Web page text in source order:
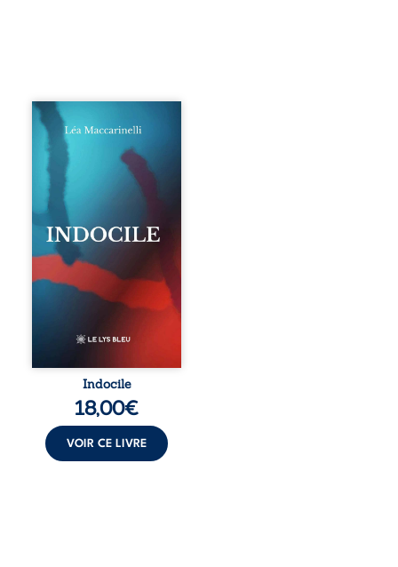
Quatre parties.
Quatre refus.
Quatre visages
d’une existence en
friction. Entre les
silences qu’on ne
déchiffre pas, les
amours qu’on
dérange, les corps
qu’on administre
et les liens qu’on
sabote, cet
ouvrage parle à
vivent trop fort,
trop vrai, trop tôt.
traversée. Une
langue nue. Une
insurrection
calme. Une
déclaration
d’existence pour ...
Indocile
18,00€
VOIR CE LIVRE